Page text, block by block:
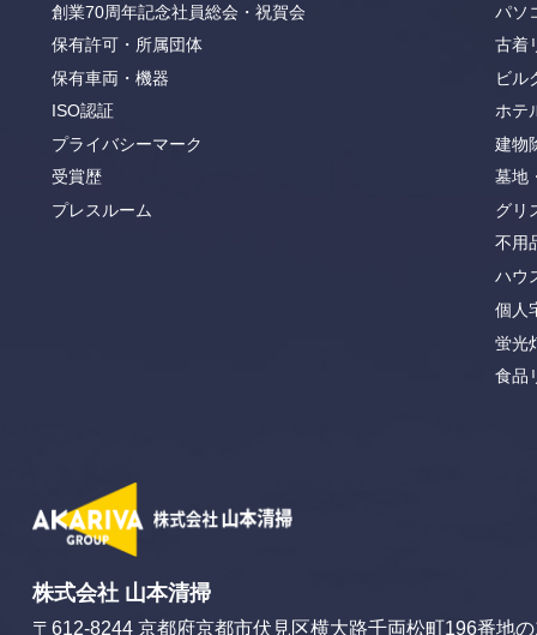
創業70周年記念社員総会・祝賀会
保有許可・所属団体
保有車両・機器
ISO認証
プライバシーマーク
受賞歴
プレスルーム
パソ
古着
ビル
ホテ
建物
墓地
グリ
不用
ハウ
個人
蛍光
食品
株式会社 山本清掃
〒612-8244 京都府京都市伏見区横大路千両松町196番地